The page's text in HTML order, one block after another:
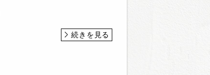
続きを見る